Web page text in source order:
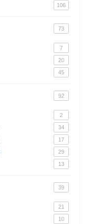
106
73
7
20
45
92
2
34
17
29
13
39
21
10